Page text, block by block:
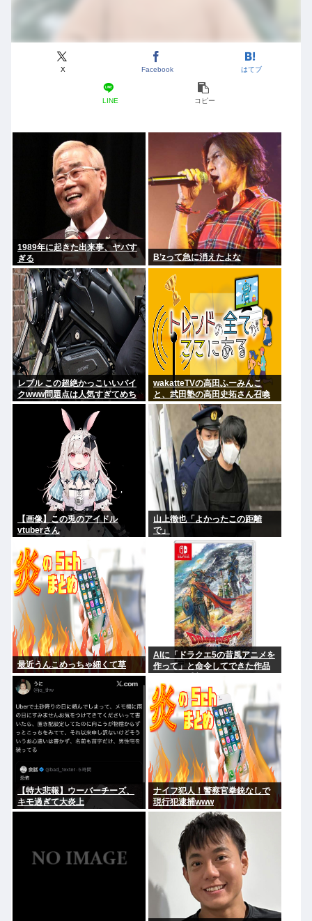
X Facebook はてブ
LINE コピー
1989年に起きた出来事、ヤバす
ぎる
B’zって急に消えたよな
レブル この超絶かっこいいバイ
クwww問題点は人気すぎてめち
ゃくちゃ乗ってるやついるwww
wakatteTVの高田ふーみんこ
と、武田塾の高田史拓さん召喚
スレ
【画像】この兎のアイドル
vtuberさん
山上徹也「よかったこの距離
で」
最近うんこめっちゃ細くて草
AIに「ドラクエ5の昔風アニメを
作って」と命令してできた作品
【特大悲報】ウーバーチーズ、
キモ過ぎて大炎上
ナイフ犯人！警察官拳銃なしで
現行犯逮捕www